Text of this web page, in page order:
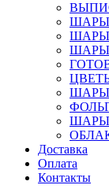
ШАРЫ
ШАРЫ
ШАРЫ
Доставка
Оплата
Контакты